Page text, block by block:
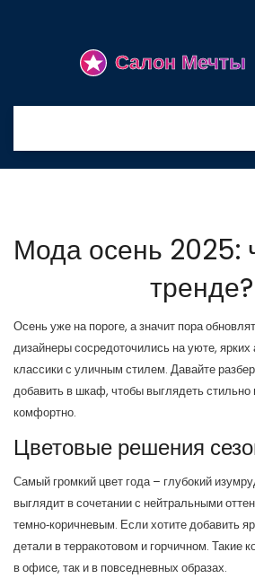
Мода осень 2025:
тренде?
Осень уже на пороге, а значит пора
дизайнеры сосредоточились на уюте, ярких
классики с уличным стилем. Давайте
добавить в шкаф, чтобы выглядеть стильно
комфортно.
Цветовые решения
Самый громкий цвет года – глубокий
выглядит в сочетании с нейтральными
темно‑коричневым. Если хотите добавить
детали в терракотовом и горчичном. Такие
в офисе, так и в повседневных образах.